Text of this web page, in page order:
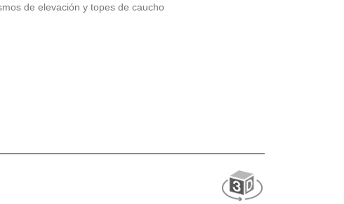
de elevación y topes de caucho